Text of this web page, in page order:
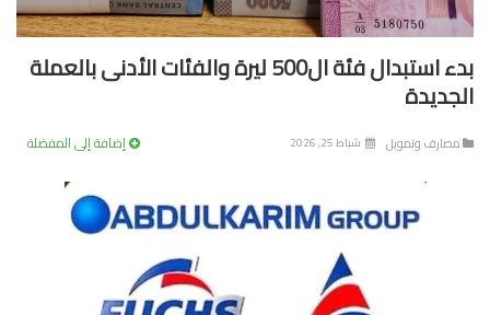
بدء استبدال فئة ال500 ليرة والفئات الأدنى بالعملة
وتمويل شباط 25, 2026 إضافة إلى المفضلة